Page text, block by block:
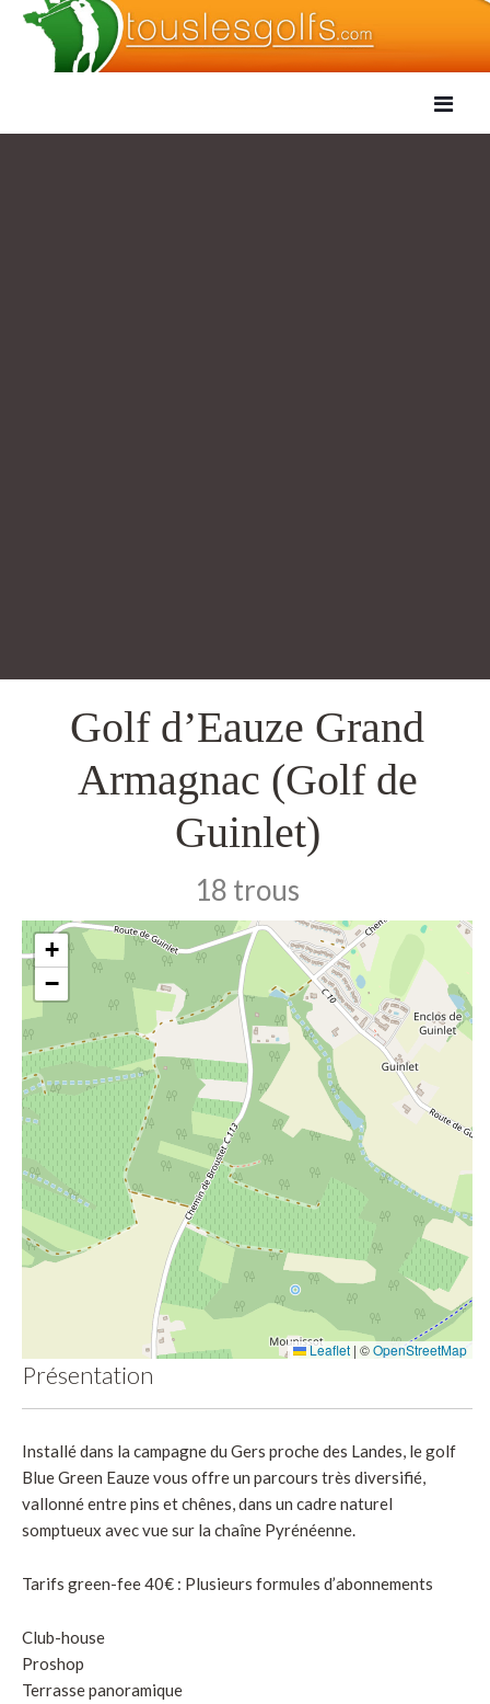
Golf d’Eauze Grand
Armagnac (Golf de
Guinlet)
18 trous
+
−
Leaflet | ©OpenStreetMap
Présentation
Installé dans la campagne du Gers proche des Landes, le golf
Blue Green Eauze vous offre un parcours très diversifié,
vallonné entre pins et chênes, dans un cadre naturel
somptueux avec vue sur la chaîne Pyrénéenne.
Tarifs green-fee 40€ : Plusieurs formules d’abonnements
Club-house
Proshop
Terrasse panoramique